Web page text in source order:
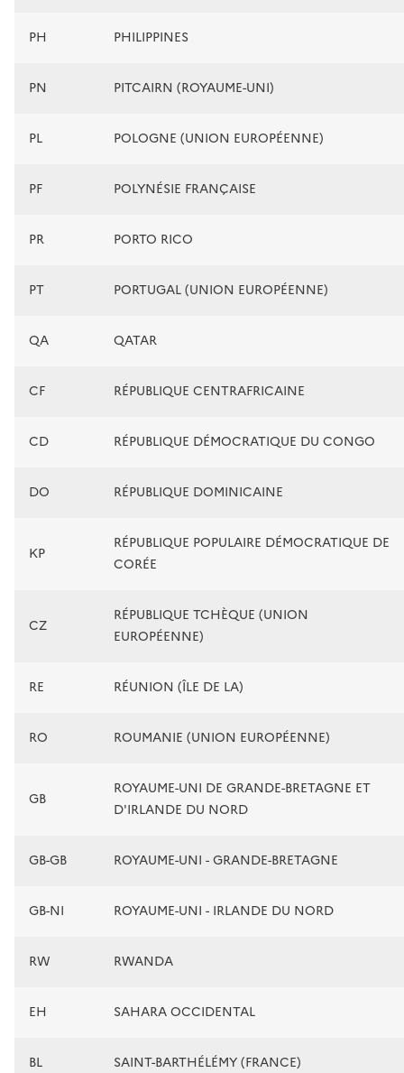
PH PHILIPPINES
PN PITCAIRN (ROYAUME-UNI)
PL POLOGNE (UNION EUROPÉENNE)
PF POLYNÉSIE FRANÇAISE
PR PORTO RICO
PT PORTUGAL (UNION EUROPÉENNE)
QA QATAR
CF RÉPUBLIQUE CENTRAFRICAINE
CD RÉPUBLIQUE DÉMOCRATIQUE DU CONGO
DO RÉPUBLIQUE DOMINICAINE
KP
RÉPUBLIQUE POPULAIRE DÉMOCRATIQUE DE
CORÉE
CZ
RÉPUBLIQUE TCHÈQUE (UNION
EUROPÉENNE)
RE RÉUNION (ÎLE DE LA)
RO ROUMANIE (UNION EUROPÉENNE)
GB
ROYAUME-UNI DE GRANDE-BRETAGNE ET
D'IRLANDE DU NORD
GB-GB ROYAUME-UNI - GRANDE-BRETAGNE
GB-NI ROYAUME-UNI - IRLANDE DU NORD
RW RWANDA
EH SAHARA OCCIDENTAL
BL SAINT-BARTHÉLÉMY (FRANCE)